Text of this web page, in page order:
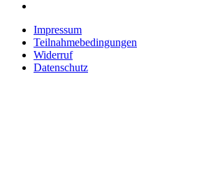
Impressum
Teilnahmebedingungen
Widerruf
Datenschutz